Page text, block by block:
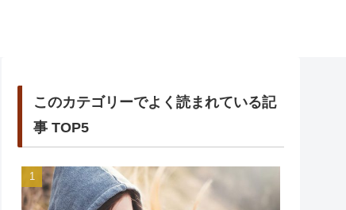
このカテゴリーでよく読まれている記
事 TOP5